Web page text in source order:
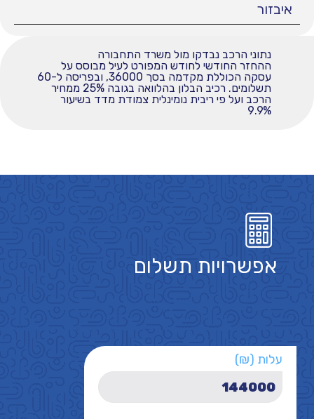
איבזור
נתוני הרכב נבדקו מול משרד התחבורה
ההחזר החודשי לחודש המפורט לעיל מבוסס על
עסקה הכוללת מקדמה בסך 36000, ובפריסה ל-60
תשלומים. רכיב הבלון בהלוואה בגובה 25% ממחיר
הרכב ועל פי ריבית נומינלית צמודת מדד בשיעור
9.9%
אפשרויות תשלום
עלות (₪)